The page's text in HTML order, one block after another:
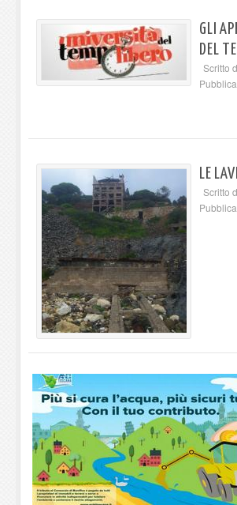
GLI
DEL
Scritto
LE
Scritto